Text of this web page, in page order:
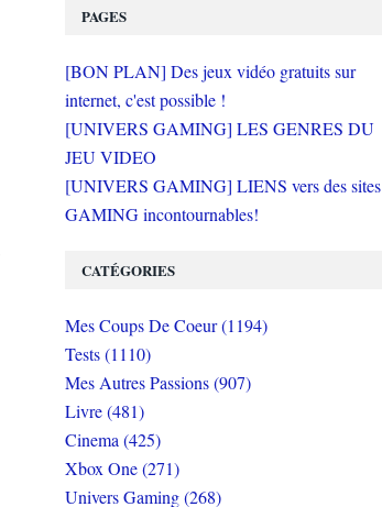
PAGES
[BON PLAN] Des jeux vidéo gratuits sur
internet, c'est possible !
[UNIVERS GAMING] LES GENRES DU
JEU VIDEO
[UNIVERS GAMING] LIENS vers des sites
GAMING incontournables!
CATÉGORIES
Mes Coups De Coeur (1194)
Tests (1110)
Mes Autres Passions (907)
Livre (481)
Cinema (425)
Xbox One (271)
Univers Gaming (268)